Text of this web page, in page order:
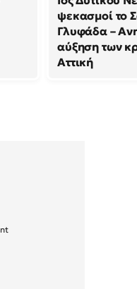
ψεκασμοί το
Γλυφάδα –
αύξηση των
Αττική